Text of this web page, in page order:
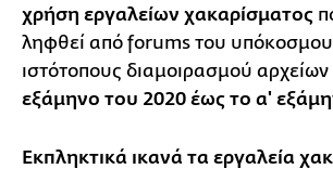
χρήση εργαλείων χακαρίσματος
ληφθεί από forums του υπόκοσμου
ιστότοπους διαμοιρασμού
εξάμηνο του 2020 έως το α'
Εκπληκτικά ικανά τα εργαλεία